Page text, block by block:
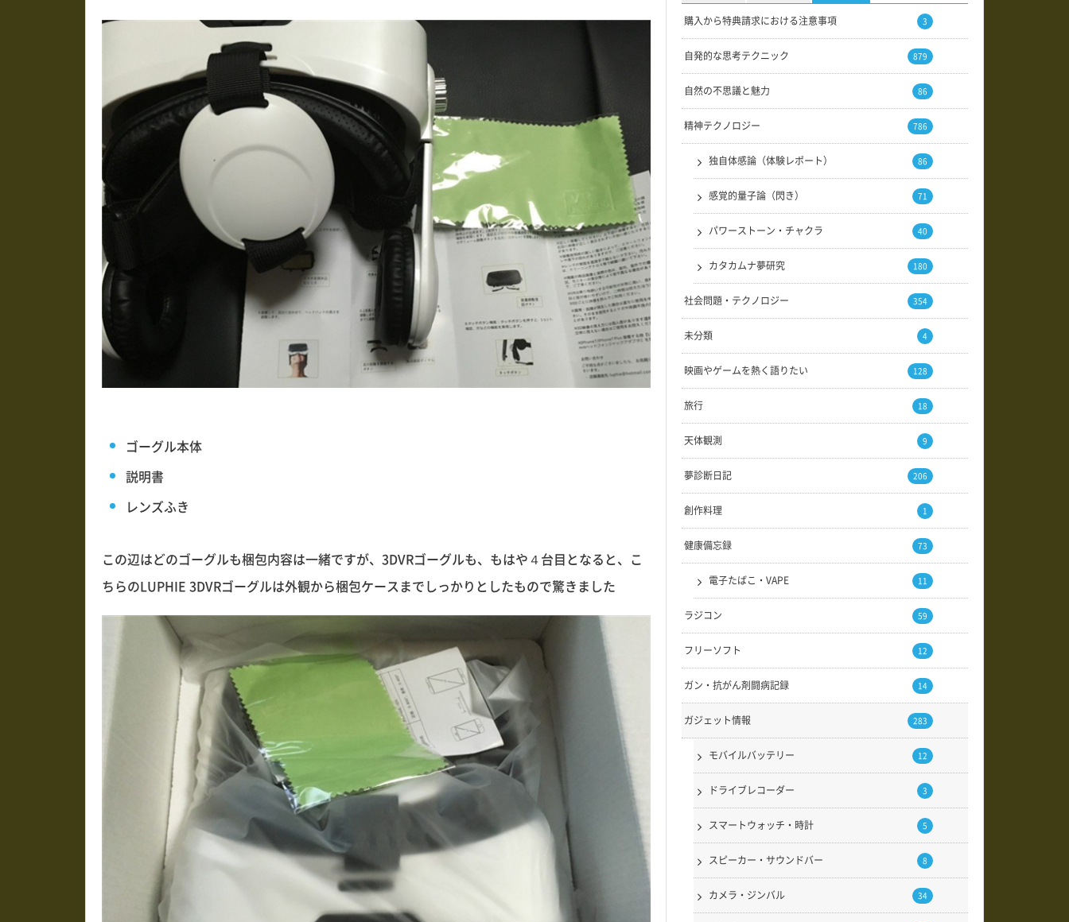
ゴーグル本体
説明書
レンズふき
この辺はどのゴーグルも梱包内容は一緒ですが、3DVRゴーグルも、もはや４台目となると、こ
ちらのLUPHIE 3DVRゴーグルは外観から梱包ケースまでしっかりとしたもので驚きました
購入から特典請求における注意事項 3
自発的な思考テクニック 879
自然の不思議と魅力 86
精神テクノロジー 786
独自体感論（体験レポート） 86
感覚的量子論（閃き） 71
パワーストーン・チャクラ 40
カタカムナ夢研究 180
社会問題・テクノロジー 354
未分類 4
映画やゲームを熱く語りたい 128
旅行 18
天体観測 9
夢診断日記 206
創作料理 1
健康備忘録 73
電子たばこ・VAPE 11
ラジコン 59
フリーソフト 12
ガン・抗がん剤闘病記録 14
ガジェット情報 283
モバイルバッテリー 12
ドライブレコーダー 3
スマートウォッチ・時計 5
スピーカー・サウンドバー 8
カメラ・ジンバル 34